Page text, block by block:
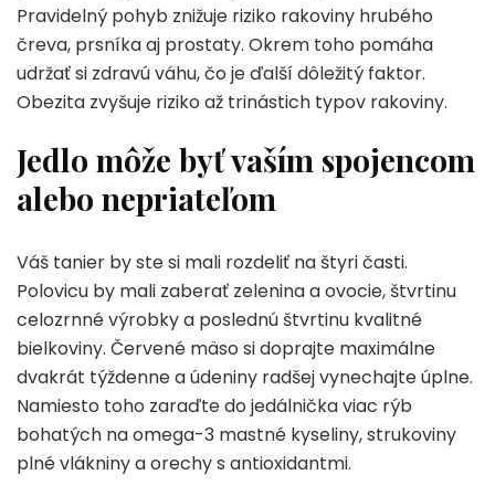
Pravidelný pohyb znižuje riziko rakoviny hrubého
čreva, prsníka aj prostaty. Okrem toho pomáha
udržať si zdravú váhu, čo je ďalší dôležitý faktor.
Obezita zvyšuje riziko až trinástich typov rakoviny.
Jedlo môže byť vaším spojencom
alebo nepriateľom
Váš tanier by ste si mali rozdeliť na štyri časti.
Polovicu by mali zaberať zelenina a ovocie, štvrtinu
celozrnné výrobky a poslednú štvrtinu kvalitné
bielkoviny. Červené mäso si doprajte maximálne
dvakrát týždenne a údeniny radšej vynechajte úplne.
Namiesto toho zaraďte do jedálnička viac rýb
bohatých na omega-3 mastné kyseliny, strukoviny
plné vlákniny a orechy s antioxidantmi.